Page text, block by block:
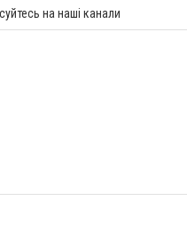
на наші канали